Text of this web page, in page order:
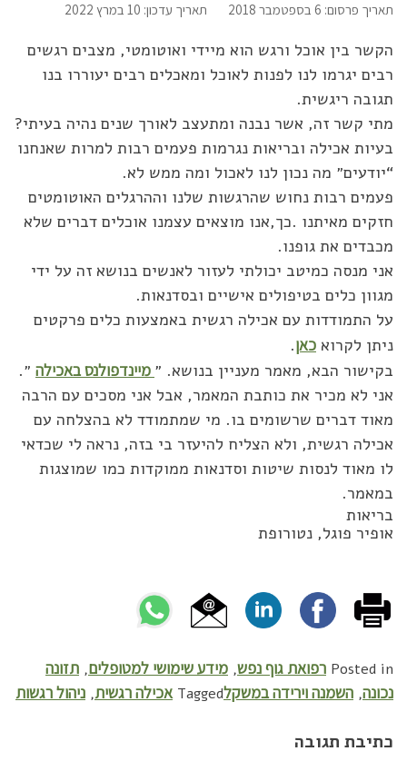
תאריך פרסום: 6 בספטמבר 2018 תאריך עדכון: 10 במרץ 2022
הקשר בין אוכל ורגש הוא מיידי ואוטומטי, מצבים רגשים
רבים יגרמו לנו לפנות לאוכל ומאכלים רבים יעוררו בנו
תגובה ריגשית.
מתי קשר זה, אשר נבנה ומתעצב לאורך שנים נהיה בעיתי?
בעיות אכילה ובריאות נגרמות פעמים רבות למרות שאנחנו
“יודעים״ מה נכון לנו לאכול ומה ממש לא.
פעמים רבות נחוש שהרגשות שלנו וההרגלים האוטומטים
חזקים מאיתנו .כך,אנו מוצאים עצמנו אוכלים דברים שלא
מכבדים את גופנו.
אני מנסה כמיטב יכולתי לעזור לאנשים בנושא זה על ידי
מגוון כלים בטיפולים אישיים ובסדנאות.
על התמודדות עם אכילה רגשית באמצעות כלים פרקטים
ניתן לקרוא כאן.
בקישור הבא, מאמר מעניין בנושא. ״ מיינדפולנס באכילה ״.
אני לא מכיר את כותבת המאמר, אבל אני מסכים עם הרבה
מאוד דברים שרשומים בו. מי שמתמודד לא בהצלחה עם
אכילה רגשית, ולא הצליח להיעזר בי בזה, נראה לי שכדאי
לו מאוד לנסות שיטות וסדנאות ממוקדות כמו שמוצגות
במאמר.
בריאות
אופיר פוגל, נטורופת
Posted in רפואת גוף נפש, מידע שימושי למטופלים, תזונה
נכונה, השמנה וירידה במשקלTagged אכילה רגשית, ניהול רגשות
כתיבת תגובה